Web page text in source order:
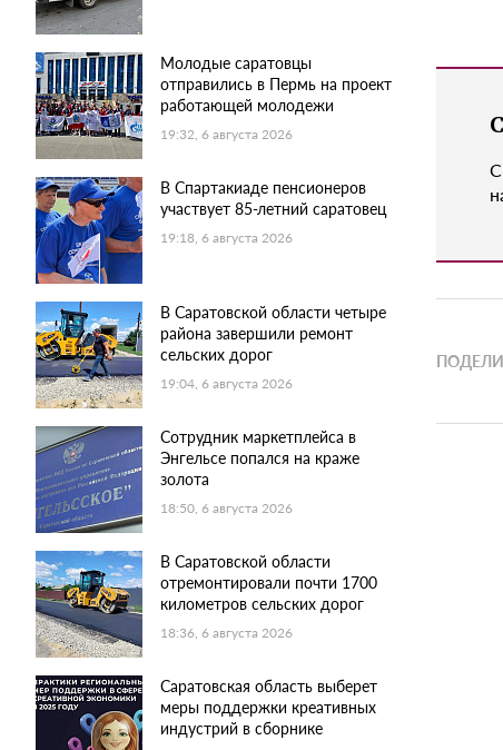
Молодые саратовцы
отправились в Пермь на проект
работающей молодежи
19:32, 6 августа 2026
В Спартакиаде пенсионеров
участвует 85-летний саратовец
19:18, 6 августа 2026
В Саратовской области четыре
района завершили ремонт
сельских дорог
19:04, 6 августа 2026
Сотрудник маркетплейса в
Энгельсе попался на краже
золота
18:50, 6 августа 2026
В Саратовской области
отремонтировали почти 1700
километров сельских дорог
18:36, 6 августа 2026
Саратовская область выберет
меры поддержки креативных
индустрий в сборнике